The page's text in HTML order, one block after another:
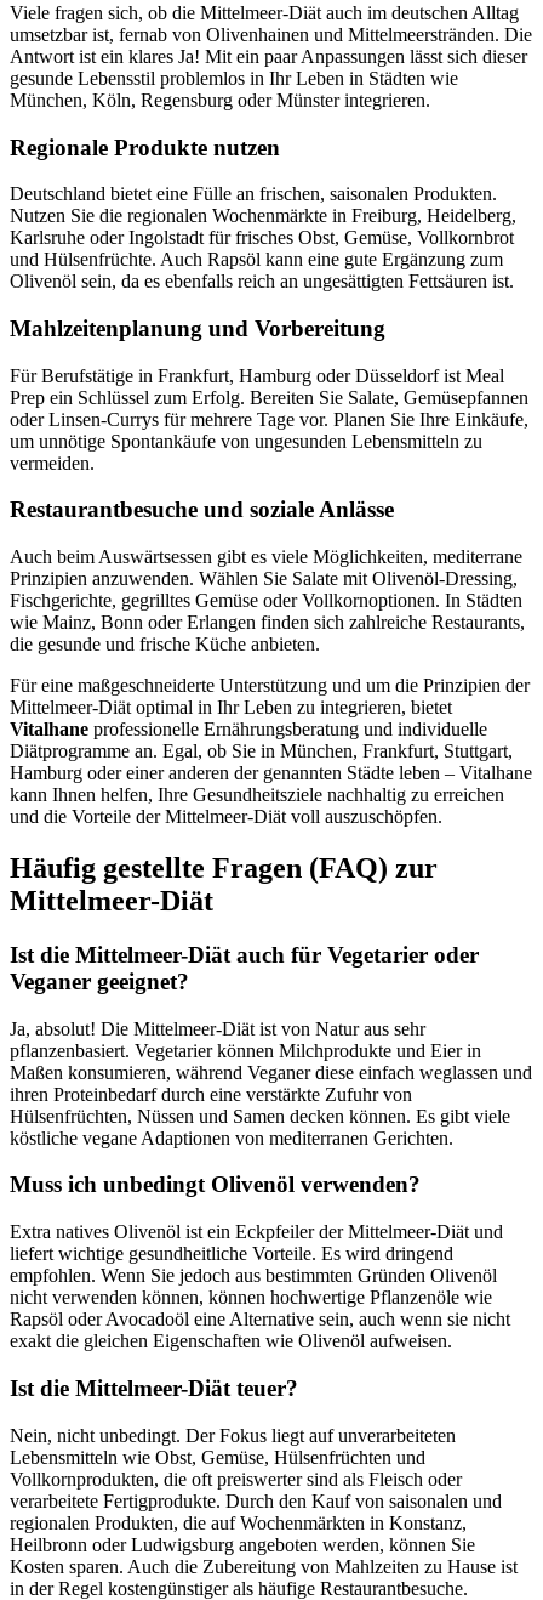
Viele fragen sich, ob die Mittelmeer-Diät auch im deutschen Alltag
umsetzbar ist, fernab von Olivenhainen und Mittelmeerstränden. Die
Antwort ist ein klares Ja! Mit ein paar Anpassungen lässt sich dieser
gesunde Lebensstil problemlos in Ihr Leben in Städten wie
München, Köln, Regensburg oder Münster integrieren.
Regionale Produkte nutzen
Deutschland bietet eine Fülle an frischen, saisonalen Produkten.
Nutzen Sie die regionalen Wochenmärkte in Freiburg, Heidelberg,
Karlsruhe oder Ingolstadt für frisches Obst, Gemüse, Vollkornbrot
und Hülsenfrüchte. Auch Rapsöl kann eine gute Ergänzung zum
Olivenöl sein, da es ebenfalls reich an ungesättigten Fettsäuren ist.
Mahlzeitenplanung und Vorbereitung
Für Berufstätige in Frankfurt, Hamburg oder Düsseldorf ist Meal
Prep ein Schlüssel zum Erfolg. Bereiten Sie Salate, Gemüsepfannen
oder Linsen-Currys für mehrere Tage vor. Planen Sie Ihre Einkäufe,
um unnötige Spontankäufe von ungesunden Lebensmitteln zu
vermeiden.
Restaurantbesuche und soziale Anlässe
Auch beim Auswärtsessen gibt es viele Möglichkeiten, mediterrane
Prinzipien anzuwenden. Wählen Sie Salate mit Olivenöl-Dressing,
Fischgerichte, gegrilltes Gemüse oder Vollkornoptionen. In Städten
wie Mainz, Bonn oder Erlangen finden sich zahlreiche Restaurants,
die gesunde und frische Küche anbieten.
Für eine maßgeschneiderte Unterstützung und um die Prinzipien der
Mittelmeer-Diät optimal in Ihr Leben zu integrieren, bietet
Vitalhane professionelle Ernährungsberatung und individuelle
Diätprogramme an. Egal, ob Sie in München, Frankfurt, Stuttgart,
Hamburg oder einer anderen der genannten Städte leben – Vitalhane
kann Ihnen helfen, Ihre Gesundheitsziele nachhaltig zu erreichen
und die Vorteile der Mittelmeer-Diät voll auszuschöpfen.
Häufig gestellte Fragen (FAQ) zur
Mittelmeer-Diät
Ist die Mittelmeer-Diät auch für Vegetarier oder
Veganer geeignet?
Ja, absolut! Die Mittelmeer-Diät ist von Natur aus sehr
pflanzenbasiert. Vegetarier können Milchprodukte und Eier in
Maßen konsumieren, während Veganer diese einfach weglassen und
ihren Proteinbedarf durch eine verstärkte Zufuhr von
Hülsenfrüchten, Nüssen und Samen decken können. Es gibt viele
köstliche vegane Adaptionen von mediterranen Gerichten.
Muss ich unbedingt Olivenöl verwenden?
Extra natives Olivenöl ist ein Eckpfeiler der Mittelmeer-Diät und
liefert wichtige gesundheitliche Vorteile. Es wird dringend
empfohlen. Wenn Sie jedoch aus bestimmten Gründen Olivenöl
nicht verwenden können, können hochwertige Pflanzenöle wie
Rapsöl oder Avocadoöl eine Alternative sein, auch wenn sie nicht
exakt die gleichen Eigenschaften wie Olivenöl aufweisen.
Ist die Mittelmeer-Diät teuer?
Nein, nicht unbedingt. Der Fokus liegt auf unverarbeiteten
Lebensmitteln wie Obst, Gemüse, Hülsenfrüchten und
Vollkornprodukten, die oft preiswerter sind als Fleisch oder
verarbeitete Fertigprodukte. Durch den Kauf von saisonalen und
regionalen Produkten, die auf Wochenmärkten in Konstanz,
Heilbronn oder Ludwigsburg angeboten werden, können Sie
Kosten sparen. Auch die Zubereitung von Mahlzeiten zu Hause ist
in der Regel kostengünstiger als häufige Restaurantbesuche.